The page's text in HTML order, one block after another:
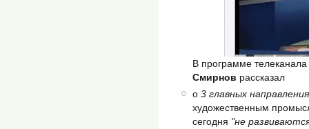
В программе
Смирнов рассказал
о 3 главных
художественным
сегодня "не